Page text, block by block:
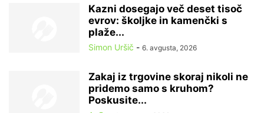
Kazni dosegajo več deset tisoč
evrov: školjke in kamenčki s
plaže...
Simon Uršič - 6. avgusta, 2026
Zakaj iz trgovine skoraj nikoli ne
pridemo samo s kruhom?
Poskusite...